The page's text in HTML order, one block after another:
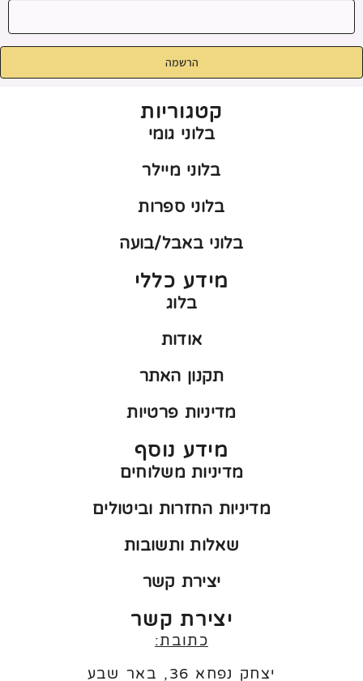
הרשמה
קטגוריות
בלוני גומי
בלוני מיילר
בלוני ספרות
בלוני באבל/בועה
מידע כללי
בלוג
אודות
תקנון האתר
מדיניות פרטיות
מידע נוסף
מדיניות משלוחים
מדיניות החזרות וביטולים
שאלות ותשובות
יצירת קשר
יצירת קשר
כתובת:
יצחק נפחא 36, באר שבע